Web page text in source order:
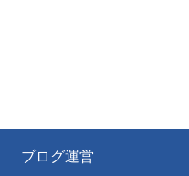
ブログ運営